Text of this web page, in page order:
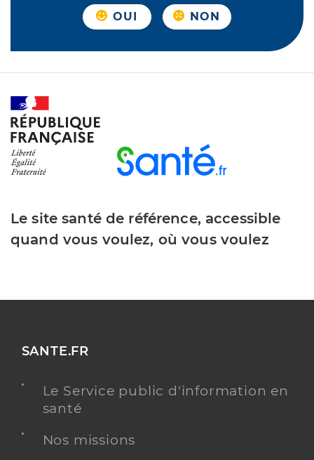
OUI NON
Le site santé de référence, accessible
quand vous voulez, où vous voulez
SANTE.FR
Le Service public d'information en
santé
Nos missions